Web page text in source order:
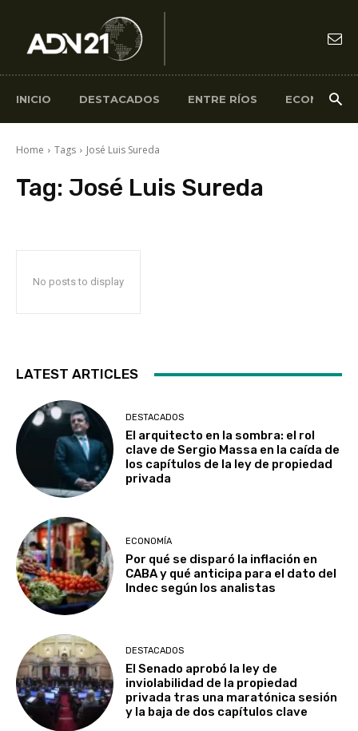
INICIO DESTACADOS ENTRE RÍOS ECONOMÍA
Home Tags José Luis Sureda
Tag: José Luis Sureda
No posts to display
LATEST ARTICLES
DESTACADOS
El arquitecto en la sombra: el rol
clave de Sergio Massa en la caída de
los capítulos de la ley de propiedad
privada
ECONOMÍA
Por qué se disparó la inflación en
CABA y qué anticipa para el dato del
Indec según los analistas
DESTACADOS
El Senado aprobó la ley de
inviolabilidad de la propiedad
privada tras una maratónica sesión
y la baja de dos capítulos clave